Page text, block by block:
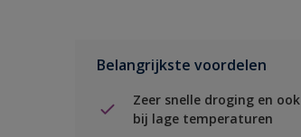
Belangrijkste voordelen
Zeer snelle droging en ook
bij lage temperaturen